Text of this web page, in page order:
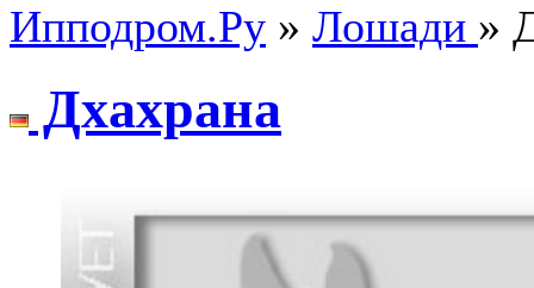
Ипподром.Ру » Лошади »
Дхaхрaнa